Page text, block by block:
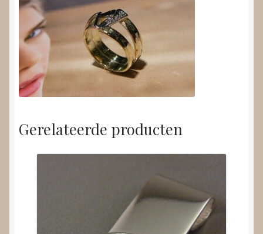
Gerelateerde producten